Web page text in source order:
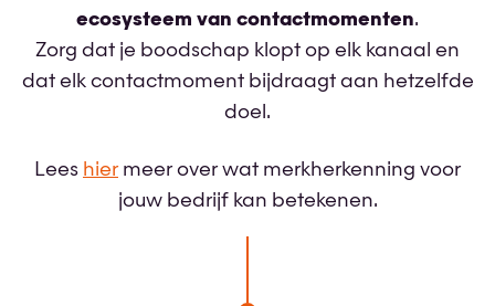
ecosysteem van contactmomenten.
Zorg dat je boodschap klopt op elk kanaal en
dat elk contactmoment bijdraagt aan hetzelfde
doel.
Lees hiermeer over wat merkherkenning voor
jouw bedrijf kan betekenen.